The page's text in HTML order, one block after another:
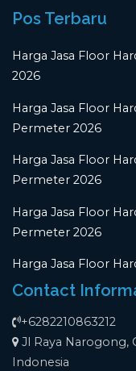
Pos Terbaru
Harga Jasa Floor
2026
Harga Jasa Floor
Permeter 2026
Harga Jasa Floor
Permeter 2026
Harga Jasa Floor
Permeter 2026
Harga Jasa Floor
Contact
+6282210863212
Jl Raya Narogong,
Indonesia